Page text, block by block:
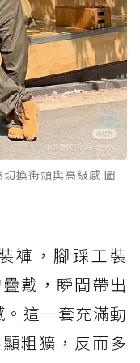
換街頭與高級感 圖
褲，腳踩工裝
戴，瞬間帶出
這一套充滿動
粗獷，反而多